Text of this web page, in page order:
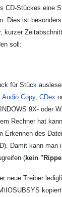
CD-Stückes eine
Dies ist
kurzer
soll:
für Stück
Audio Copy, CDex
9X- oder
Rechner hat
Erkennen des
Damit kann man
(kein
neue Treiber